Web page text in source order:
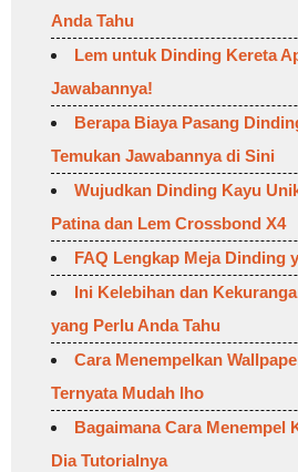
Anda Tahu
Lem untuk Dinding Kereta
Jawabannya!
Berapa Biaya Pasang
Temukan Jawabannya di Sini
Wujudkan Dinding Kayu
Patina dan Lem Crossbond X4
FAQ Lengkap Meja Dinding
Ini Kelebihan dan
yang Perlu Anda Tahu
Cara Menempelkan
Ternyata Mudah lho
Bagaimana Cara Menempel
Dia Tutorialnya